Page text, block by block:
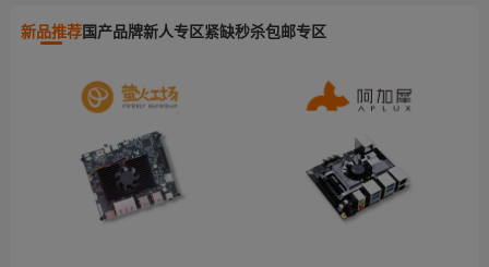
新品推荐国产品牌新人专区紧缺秒杀包邮专区